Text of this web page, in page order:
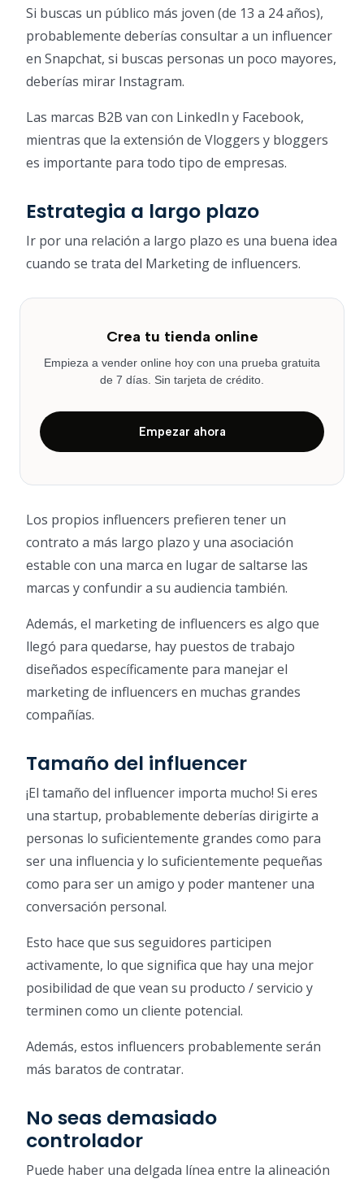
Si buscas un público más joven (de 13 a 24 años),
probablemente deberías consultar a un influencer
en Snapchat, si buscas personas un poco mayores,
deberías mirar Instagram.
Las marcas B2B van con LinkedIn y Facebook,
mientras que la extensión de Vloggers y bloggers
es importante para todo tipo de empresas.
Estrategia a largo plazo
Ir por una relación a largo plazo es una buena idea
cuando se trata del Marketing de influencers.
Crea tu tienda online
Empieza a vender online hoy con una prueba gratuita
de 7 días. Sin tarjeta de crédito.
Empezar ahora
Los propios influencers prefieren tener un
contrato a más largo plazo y una asociación
estable con una marca en lugar de saltarse las
marcas y confundir a su audiencia también.
Además, el marketing de influencers es algo que
llegó para quedarse, hay puestos de trabajo
diseñados específicamente para manejar el
marketing de influencers en muchas grandes
compañías.
Tamaño del influencer
¡El tamaño del influencer importa mucho! Si eres
una startup, probablemente deberías dirigirte a
personas lo suficientemente grandes como para
ser una influencia y lo suficientemente pequeñas
como para ser un amigo y poder mantener una
conversación personal.
Esto hace que sus seguidores participen
activamente, lo que significa que hay una mejor
posibilidad de que vean su producto / servicio y
terminen como un cliente potencial.
Además, estos influencers probablemente serán
más baratos de contratar.
No seas demasiado
controlador
Puede haber una delgada línea entre la alineación